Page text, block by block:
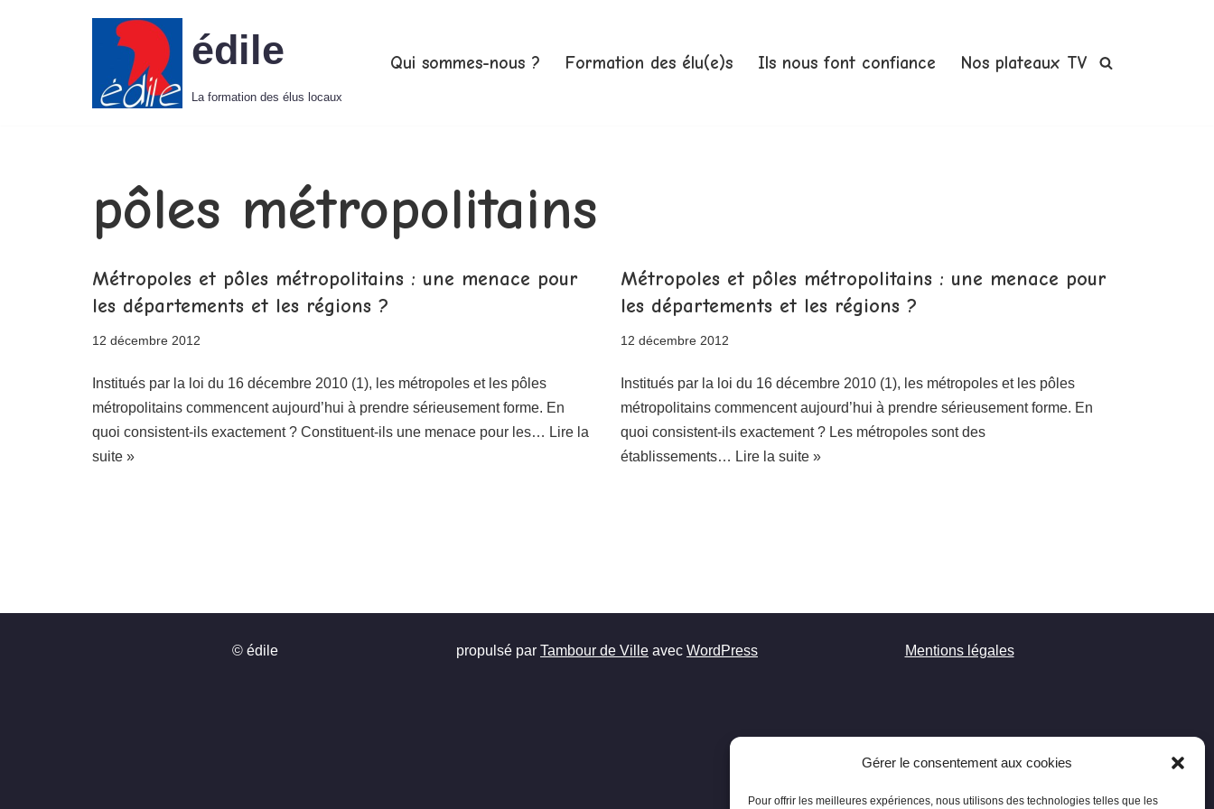
Gérer le consentement aux cookies
Pour offrir les meilleures expériences, nous utilisons des technologies telles que les
édile
La formation des élus locaux
Qui sommes-nous ? Formation des élu(e)s Ils nous font confiance Nos plateaux TV
pôles métropolitains
Métropoles et pôles métropolitains : une menace pour
les départements et les régions ?
12 décembre 2012
Institués par la loi du 16 décembre 2010 (1), les métropoles et les pôles
métropolitains commencent aujourd’hui à prendre sérieusement forme. En
quoi consistent-ils exactement ? Constituent-ils une menace pour les… Lire la
suite »
Métropoles et pôles métropolitains : une menace pour
les départements et les régions ?
12 décembre 2012
Institués par la loi du 16 décembre 2010 (1), les métropoles et les pôles
métropolitains commencent aujourd’hui à prendre sérieusement forme. En
quoi consistent-ils exactement ? Les métropoles sont des
établissements… Lire la suite »
© édile propulsé par Tambour de Ville avec WordPress Mentions légales